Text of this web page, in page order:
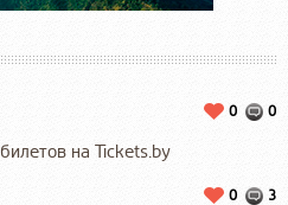
0
0
на Tickets.by
3
0